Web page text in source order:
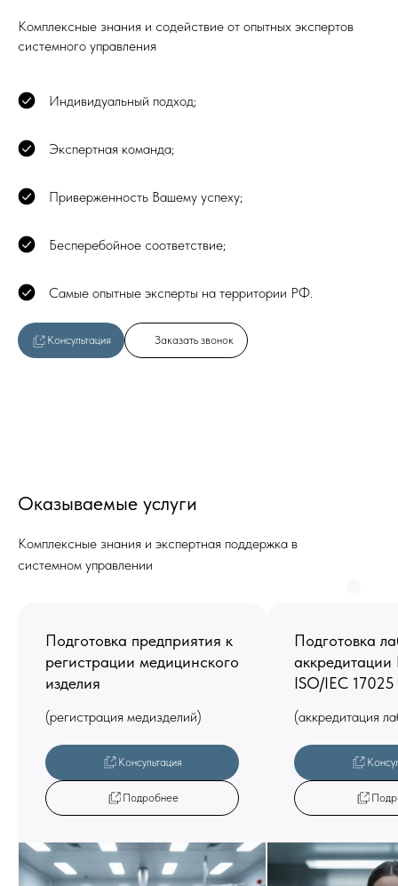
Комплексные знания и содействие от опытных экспертов
системного управления
Индивидуальный подход;
Экспертная команда;
Приверженность Вашему успеху;
Бесперебойное соответствие;
Самые опытные эксперты на территории РФ.
Консультация Заказать звонок
Оказываемые услуги
Комплексные знания и экспертная поддержка в
системном управлении
Подготовка предприятия к
регистрации медицинского
изделия
(регистрация медизделий)
Консультация
Подробнее
Подготовка
ISO/IEC 17025
(аккредитация